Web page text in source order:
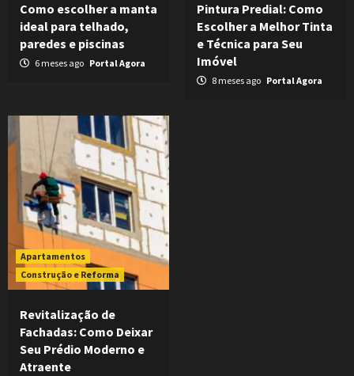
Como escolher a manta
ideal para telhado,
paredes e piscinas
6 meses ago Portal Agora
Pintura Predial: Como
Escolher a Melhor Tinta
e Técnica para Seu
Imóvel
8 meses ago Portal Agora
Apartamentos
Construção e Reforma
Revitalização de
Fachadas: Como Deixar
Seu Prédio Moderno e
Atraente